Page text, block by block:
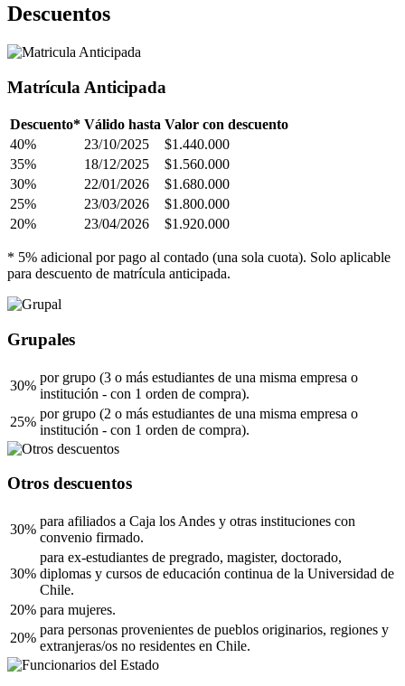
Descuentos
Matrícula Anticipada
Descuento* Válido hasta Valor con descuento
40%
23/10/2025
$1.440.000
35%
18/12/2025
$1.560.000
30%
22/01/2026
$1.680.000
25%
23/03/2026
$1.800.000
20%
23/04/2026 $1.920.000
* 5% adicional por pago al contado (una sola cuota). Solo aplicable
para descuento de matrícula anticipada.
Grupales
30%
por grupo (3 o más estudiantes de una misma empresa o
institución - con 1 orden de compra).
25%
por grupo (2 o más estudiantes de una misma empresa o
institución - con 1 orden de compra).
Otros descuentos
30%
para afiliados a Caja los Andes y otras instituciones con
convenio firmado.
30%
para ex-estudiantes de pregrado, magister, doctorado,
diplomas y cursos de educación continua de la Universidad de
Chile.
20% para mujeres.
20%
para personas provenientes de pueblos originarios, regiones y
extranjeras/os no residentes en Chile.